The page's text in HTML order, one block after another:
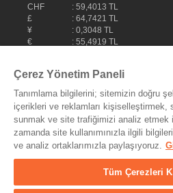
CHF
: 59,4013 TL
£
: 64,7421 TL
¥
: 0,3048 TL
€
: 55,4919 TL
Çerez Yönetim Paneli
Tanımlama bilgilerini; sitemizin doğru
içerikleri ve reklamları kişiselleştirmek,
sunmak ve site trafiğimizi analiz etmek
zamanda site kullanımınızla ilgili
ve analiz ortaklarımızla paylaşıyoruz.
Tüm Çerezleri